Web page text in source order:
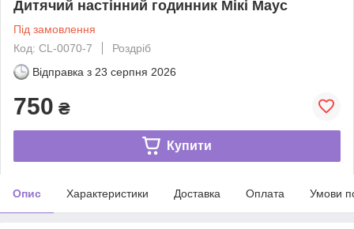
Дитячий настінний годинник Мікі Маус
Під замовлення
Код: CL-0070-7
Роздріб
Відправка з 23 серпня 2026
750 ₴
Купити
Опис Характеристики Доставка Оплата Умови